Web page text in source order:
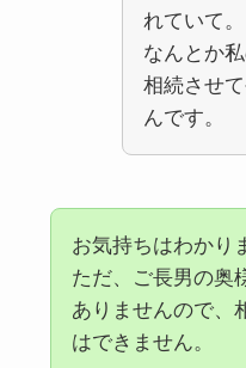
れていて。
なんとか
相続させ
んです。
お気持ちはわかり
ただ、ご長男の奥
ありませんので、
はできません。